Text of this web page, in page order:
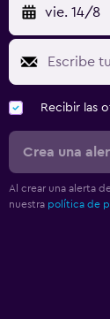
vie. 14/8
Recibir las
Crea una
Al crear una alerta
nuestra política de